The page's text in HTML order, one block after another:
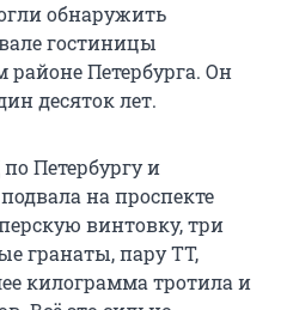
обнаружить
гостиницы
районе Петербурга. Он
десяток лет.
Петербургу и
на проспекте
винтовку, три
гранаты, пару ТТ,
килограмма тротила и